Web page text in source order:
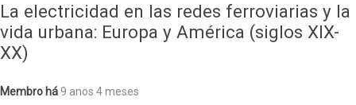
La electricidad en las redes ferroviarias y la
vida urbana: Europa y América (siglos XIX-
XX)
Membro há 9 anos 4 meses